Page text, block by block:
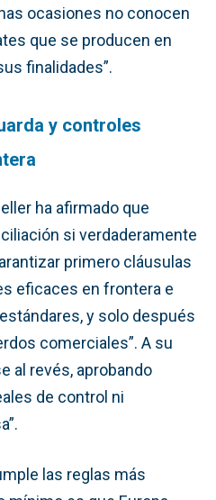
ocasiones no conocen
que se producen en
finalidades”.
y controles
ha afirmado que
si verdaderamente
primero cláusulas
eficaces en frontera e
y solo después
comerciales”. A su
al revés, aprobando
de control ni
las reglas más